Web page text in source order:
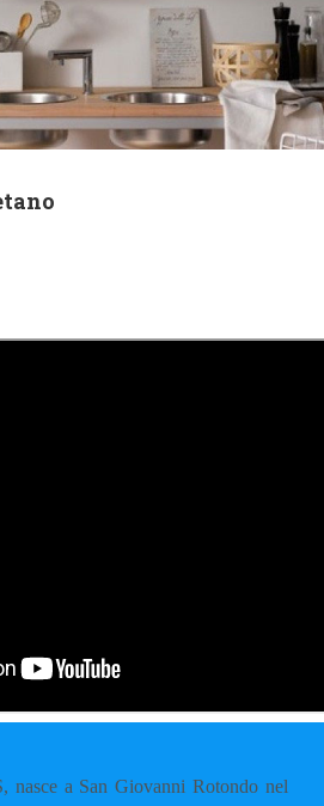
nasce a San Giovanni Rotondo nel